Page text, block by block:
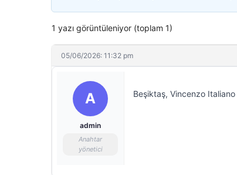
1 yazı görüntüleniyor (toplam 1)
05/06/2026: 11:32 pm
A
admin
Anahtar
yönetici
Beşiktaş, Vincenzo Italiano